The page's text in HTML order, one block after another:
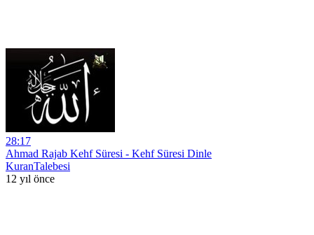
28:17
Ahmad Rajab Kehf Süresi - Kehf Süresi Dinle
KuranTalebesi
12 yıl önce